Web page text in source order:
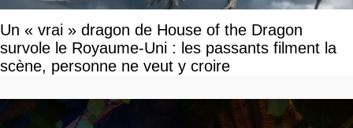
Un « vrai » dragon de House of the Dragon
survole le Royaume-Uni : les passants filment la
scène, personne ne veut y croire